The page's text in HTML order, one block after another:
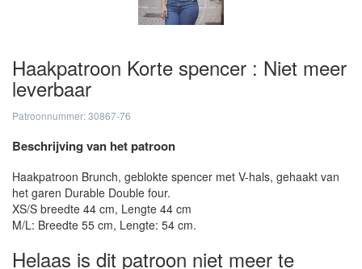
Haakpatroon Korte spencer : Niet meer
leverbaar
Patroonnummer: 30867-76
Beschrijving van het patroon
Haakpatroon Brunch, geblokte spencer met V-hals, gehaakt van
het garen Durable Double four.
XS/S breedte 44 cm, Lengte 44 cm
M/L: Breedte 55 cm, Lengte: 54 cm.
Helaas is dit patroon niet meer te